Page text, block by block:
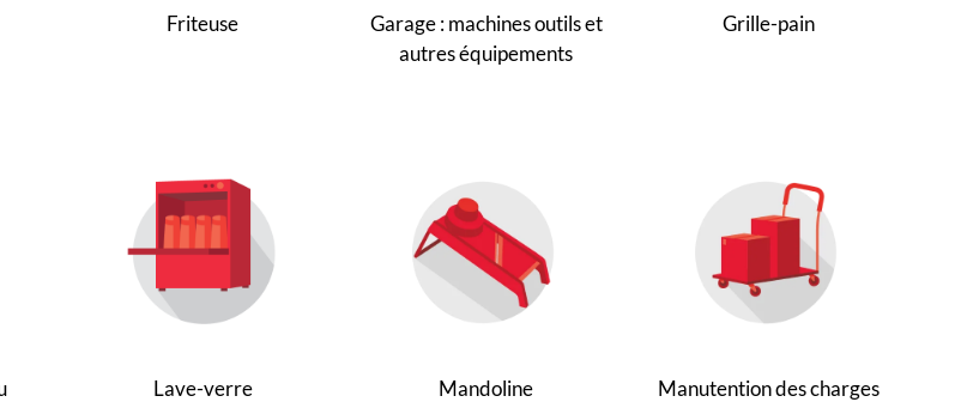
Friteuse
Garage : machines outils et
autres équipements
Grille-pain
Lave-verre Mandoline Manutention des charges